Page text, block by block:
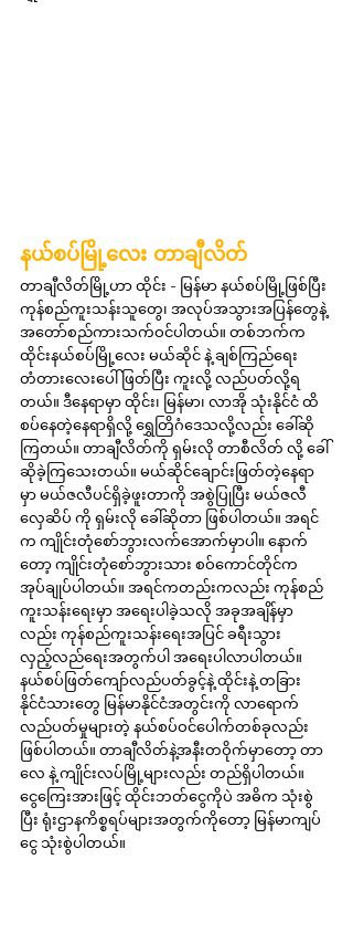
နယ်စပ်မြို့လေး တာချီလိတ်
တာချီလိတ်မြို့ဟာ ထိုင်း - မြန်မာ နယ်စပ်မြို့ဖြစ်ပြီး
ကုန်စည်ကူးသန်းသူတွေ၊ အလုပ်အသွားအပြန်တွေနဲ့
အတော်စည်ကားသက်ဝင်ပါတယ်။ တစ်ဘက်က
ထိုင်းနယ်စပ်မြို့လေး မယ်ဆိုင် နဲ့ ချစ်ကြည်ရေး
တံတားလေးပေါ် ဖြတ်ပြီး ကူးလို့ လည်ပတ်လို့ရ
တယ်။ ဒီနေရာမှာ ထိုင်း၊ မြန်မာ၊ လာအို သုံးနိုင်ငံ ထိ
စပ်နေတဲ့နေရာရှိလို့ ရွှေတြိဂံဒေသလို့လည်း ခေါ်ဆို
ကြတယ်။ တာချီလိတ်ကို ရှမ်းလို တာစီလိတ် လို့ ခေါ်
ဆိုခဲ့ကြသေးတယ်။ မယ်ဆိုင်ချောင်းဖြတ်တဲ့နေရာ
မှာ မယ်ဇလီပင်ရှိခဲ့ဖူးတာကို အစွဲပြုပြီး မယ်ဇလီ
လှေဆိပ် ကို ရှမ်းလို ခေါ်ဆိုတာ ဖြစ်ပါတယ်။ အရင်
က ကျိုင်းတုံစော်ဘွားလက်အောက်မှာပါ။ နောက်
တော့ ကျိုင်းတုံစော်ဘွားသား စဝ်ကောင်တိုင်က
အုပ်ချုပ်ပါတယ်။ အရင်ကတည်းကလည်း ကုန်စည်
ကူးသန်းရေးမှာ အရေးပါခဲ့သလို အခုအချိန်မှာ
လည်း ကုန်စည်ကူးသန်းရေးအပြင် ခရီးသွား
လှည့်လည်ရေးအတွက်ပါ အရေးပါလာပါတယ်။
နယ်စပ်ဖြတ်ကျော်လည်ပတ်ခွင့်နဲ့ ထိုင်းနဲ့ တခြား
နိုင်ငံသားတွေ မြန်မာနိုင်ငံအတွင်းကို လာရောက်
လည်ပတ်မှုများတဲ့ နယ်စပ်ဝင်ပေါက်တစ်ခုလည်း
ဖြစ်ပါတယ်။ တာချီလိတ်နဲ့အနီးတဝိုက်မှာတော့ တာ
လေ နဲ့ ကျိုင်းလပ်မြို့များလည်း တည်ရှိပါတယ်။
ငွေကြေးအားဖြင့် ထိုင်းဘတ်ငွေကိုပဲ အဓိက သုံးစွဲ
ပြီး ရုံးဌာနကိစ္စရပ်များအတွက်ကိုတော့ မြန်မာကျပ်
ငွေ သုံးစွဲပါတယ်။